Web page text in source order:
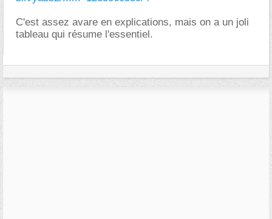
C'est assez avare en explications, mais on a un joli
tableau qui résume l'essentiel.